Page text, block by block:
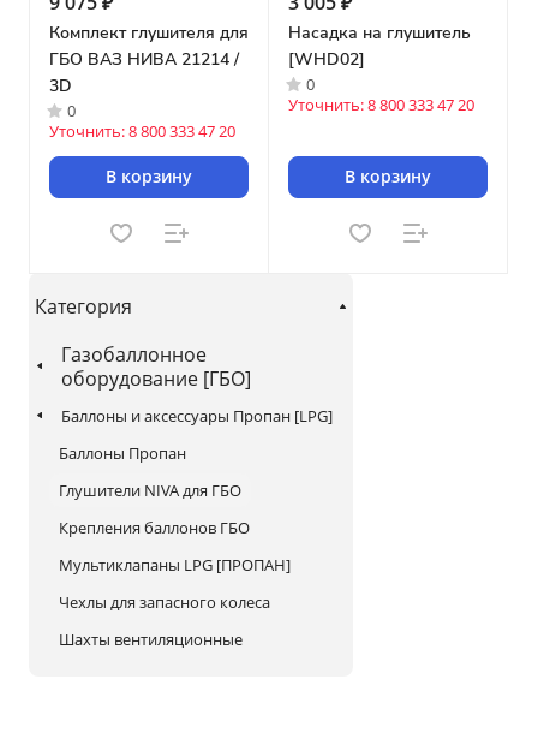
Комплект глушителя для
ГБО ВАЗ НИВА 21214 /
3D
0
Уточнить: 8 800 333 47 20
В корзину
Насадка на глушитель
[WHD02]
0
Уточнить: 8 800 333 47 20
В корзину
Категория
Газобаллонное
оборудование [ГБО]
Баллоны и аксессуары Пропан [LPG]
Баллоны Пропан
Глушители NIVA для ГБО
Крепления баллонов ГБО
Мультиклапаны LPG [ПРОПАН]
Чехлы для запасного колеса
Шахты вентиляционные